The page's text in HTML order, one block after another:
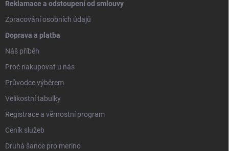
Reklamace a odstoupení od smlouvy
Zpracování osobních údajů
Doprava a platba
Náš příběh
Proč nakupovat u nás
Průvodce výběrem
Velikostní tabulky
Registrace a věrnostní program
Ceník služeb
Druhá šance pro merino